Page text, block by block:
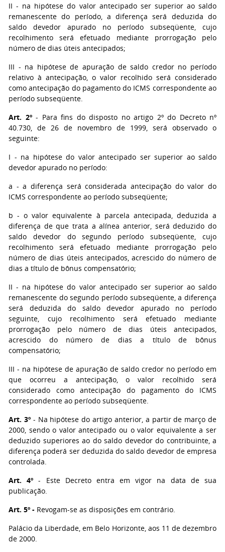
II - na hipótese do valor antecipado ser superior ao saldo
remanescente do período, a diferença será deduzida do
saldo devedor apurado no período subseqüente, cujo
recolhimento será efetuado mediante prorrogação pelo
número de dias úteis antecipados;
III - na hipótese de apuração de saldo credor no período
relativo à antecipação, o valor recolhido será considerado
como antecipação do pagamento do ICMS correspondente ao
período subseqüente.
Art. 2º- Para fins do disposto no artigo 2º do Decreto nº
40.730, de 26 de novembro de 1999, será observado o
seguinte:
I - na hipótese do valor antecipado ser superior ao saldo
devedor apurado no período:
a - a diferença será considerada antecipação do valor do
ICMS correspondente ao período subseqüente;
b - o valor equivalente à parcela antecipada, deduzida a
diferença de que trata a alínea anterior, será deduzido do
saldo devedor do segundo período subseqüente, cujo
recolhimento será efetuado mediante prorrogação pelo
número de dias úteis antecipados, acrescido do número de
dias a título de bônus compensatório;
II - na hipótese do valor antecipado ser superior ao saldo
remanescente do segundo período subseqüente, a diferença
será deduzida do saldo devedor apurado no período
seguinte, cujo recolhimento será efetuado mediante
prorrogação pelo número de dias úteis antecipados,
acrescido do número de dias a título de bônus
compensatório;
III - na hipótese de apuração de saldo credor no período em
que ocorreu a antecipação, o valor recolhido será
considerado como antecipação do pagamento do ICMS
correspondente ao período subseqüente.
Art. 3º- Na hipótese do artigo anterior, a partir de março de
2000, sendo o valor antecipado ou o valor equivalente a ser
deduzido superiores ao do saldo devedor do contribuinte, a
diferença poderá ser deduzida do saldo devedor de empresa
controlada.
Art. 4º - Este Decreto entra em vigor na data de sua
publicação.
Art. 5º - Revogam-se as disposições em contrário.
Palácio da Liberdade, em Belo Horizonte, aos 11 de dezembro
de 2000.